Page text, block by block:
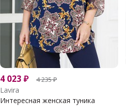
4 023 ₽ 4 235₽
Lavira
Интересная женская туника